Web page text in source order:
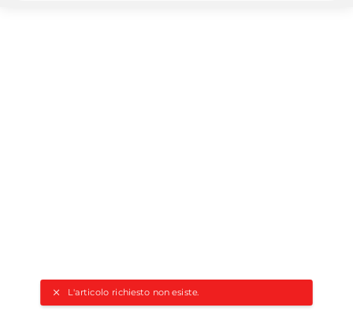
L'articolo richiesto non esiste.